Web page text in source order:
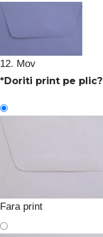
12. Mov
*Doriti print pe plic?
Fara print